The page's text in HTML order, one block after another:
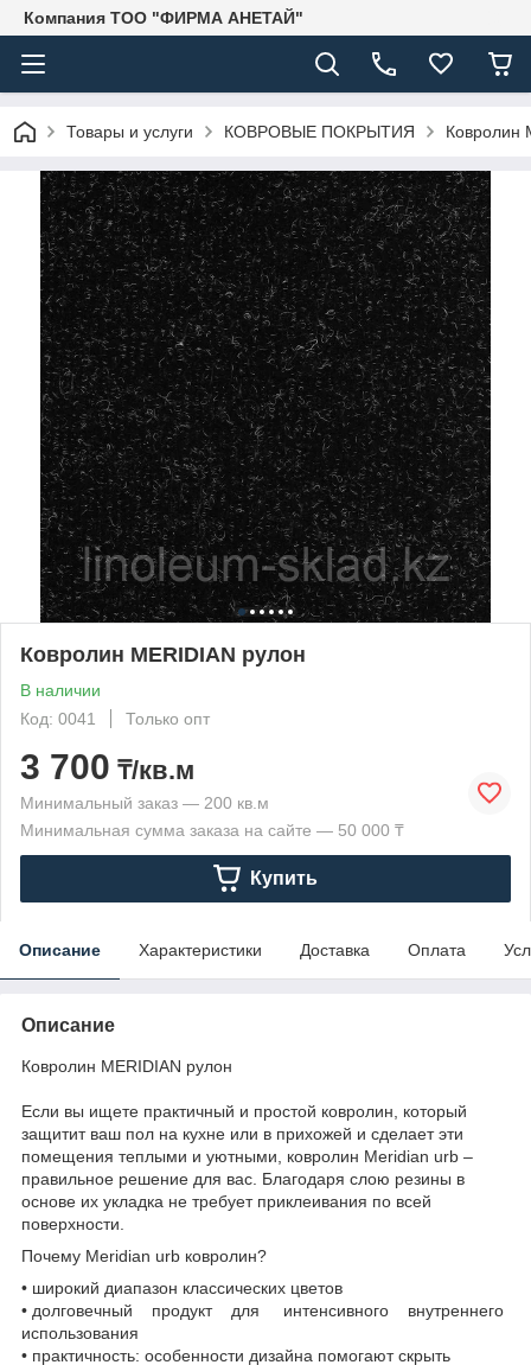
Компания ТОО "ФИРМА АНЕТАЙ"
Товары и услуги КОВРОВЫЕ ПОКРЫТИЯ Ковролин
Ковролин MERIDIAN рулон
В наличии
Код: 0041
Только опт
3 700 ₸/кв.м
Минимальный заказ — 200 кв.м
Минимальная сумма заказа на сайте — 50 000 ₸
Купить
Описание Характеристики Доставка Оплата
Описание
Ковролин MERIDIAN рулон
Если вы ищете практичный и простой ковролин, который
защитит ваш пол на кухне или в прихожей и сделает эти
помещения теплыми и уютными, ковролин Meridian urb –
правильное решение для вас. Благодаря слою резины в
основе их укладка не требует приклеивания по всей
поверхности.
Почему Meridian urb ковролин?
• широкий диапазон классических цветов
• долговечный продукт для интенсивного внутреннего
использования
• практичность: особенности дизайна помогают скрыть